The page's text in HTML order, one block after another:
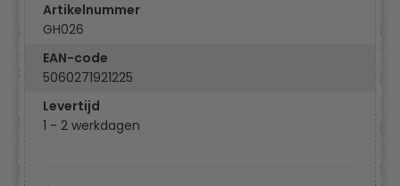
Artikelnummer
GH026
EAN-code
5060271921225
Levertijd
1 - 2 werkdagen